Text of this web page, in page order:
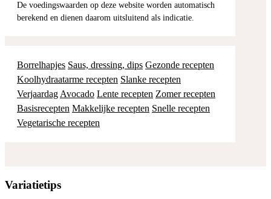
De voedingswaarden op deze website worden automatisch
berekend en dienen daarom uitsluitend als indicatie.
Borrelhapjes Saus, dressing, dips Gezonde recepten
Koolhydraatarme recepten Slanke recepten
Verjaardag Avocado Lente recepten Zomer recepten
Basisrecepten Makkelijke recepten Snelle recepten
Vegetarische recepten
Variatietips